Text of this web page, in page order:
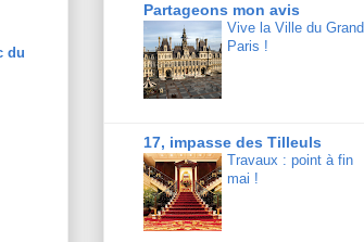
du
Partageons mon avis
Vive la Ville du Grand
Paris !
17, impasse des Tilleuls
Travaux : point à fin
mai !